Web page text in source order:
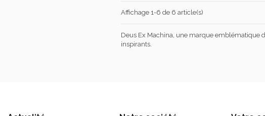
Affichage 1-6 de 6 article(s)
Deus Ex Machina, une marque emblématique
inspirants.